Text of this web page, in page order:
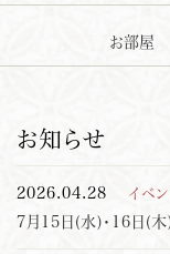
お部屋
お知らせ
2026.04.28 イベン
7月15日(水)・16日(